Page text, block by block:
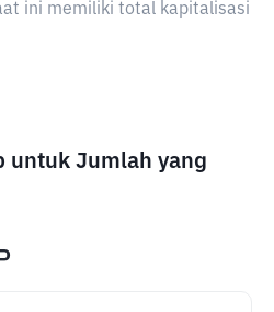
ini memiliki total kapitalisasi
untuk Jumlah yang